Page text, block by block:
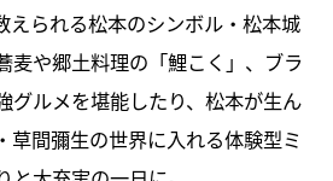
えられる松本のシンボル・松本城
麦や郷土料理の「鯉こく」、ブラ
グルメを堪能したり、松本が生ん
草間彌生の世界に入れる体験型ミ